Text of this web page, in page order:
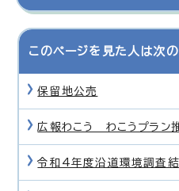
このページを見た人は次
保留地公売
広報わこう わこうプラン
令和4年度沿道環境調査